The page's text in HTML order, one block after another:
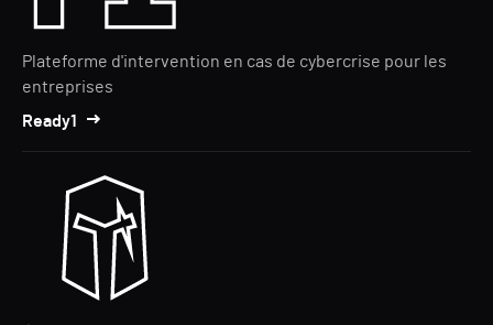
Plateforme d'intervention en cas de cybercrise pour les
entreprises
Ready1